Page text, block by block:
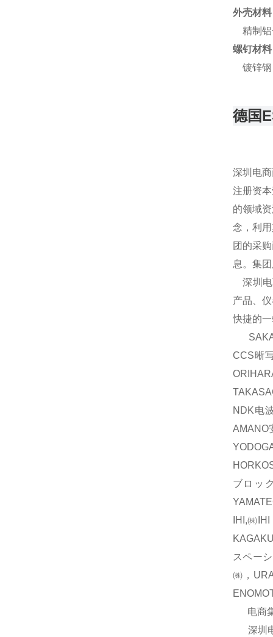
外壳材料
精制
螺钉材料
镀锌钢
德国
深圳电
注册资
的领域
念，利
团的采
息。集
深圳电
产品、
快捷的
CCS晰
NDK电
AMANO
ブロッ
IHI,㈱
スペー
㈱，
电商集
深圳电